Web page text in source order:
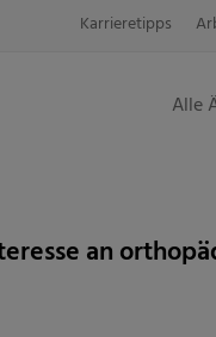
Karrieretipps
Alle
an